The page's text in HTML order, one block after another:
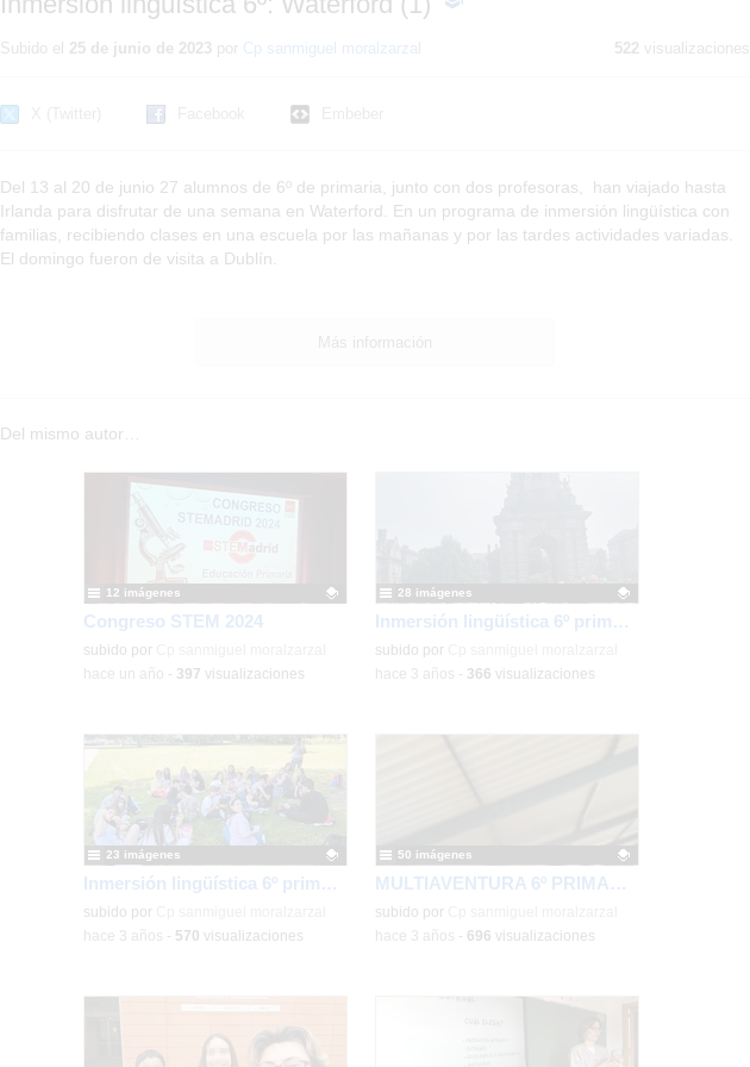
Subido el 25 de junio de 2023 por Cp sanmiguel moralzarzal 522 visualizaciones
Del 13 al 20 de junio 27 alumnos de 6º de primaria, junto con dos profesoras, han viajado hasta
Irlanda para disfrutar de una semana en Waterford. En un programa de inmersión lingüística con
familias, recibiendo clases en una escuela por las mañanas y por las tardes actividades variadas.
El domingo fueron de visita a Dublín.
Más información
Del mismo autor…
Congreso STEM 2024
Contenido educativo.
subido por
12 imágenes
hace un año - 397 visualizaciones
Inmersión lingüística 6º primaria: Waterford (3)
Contenido educativo.
subido por
28 imágenes
hace 3 años - 366 visualizaciones
Inmersión lingüística 6º primaria: Waterford (2)
Contenido educativo.
subido por
23 imágenes
hace 3 años - 570 visualizaciones
MULTIAVENTURA 6º PRIMARIA 5-6 JUNIO
Contenido educativo.
subido por
50 imágenes
hace 3 años - 696 visualizaciones